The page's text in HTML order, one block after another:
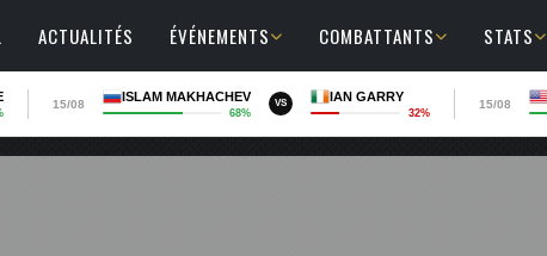
ACTUALITÉS ÉVÉNEMENTS COMBATTANTS STATS
15/08
ISLAM MAKHACHEV
68%
VS IAN GARRY
32%
15/08